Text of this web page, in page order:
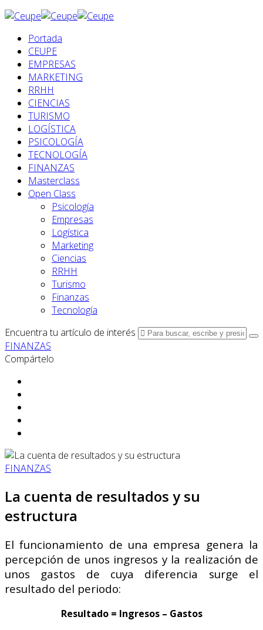
Portada
CEUPE
EMPRESAS
MARKETING
RRHH
CIENCIAS
TURISMO
LOGÍSTICA
PSICOLOGÍA
TECNOLOGÍA
FINANZAS
Masterclass
Open Class
Psicología
Empresas
Logística
Marketing
Ciencias
RRHH
Turismo
Finanzas
Tecnología
Encuentra tu artículo de interés
FINANZAS
Compártelo
FINANZAS
La cuenta de resultados y su
estructura
El funcionamiento de una empresa genera la
percepción de unos ingresos y la realización de
unos gastos de cuya diferencia surge el
resultado del periodo:
Resultado = Ingresos – Gastos